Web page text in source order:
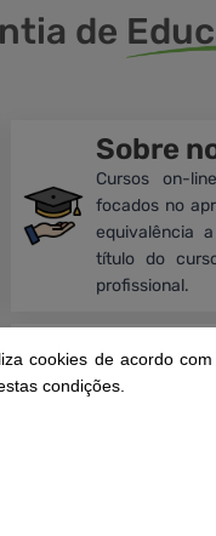
de
Sobre
Cursos on-
focados no
equivalência
título do
profissional.
Nossos
cookies de acordo
condições.